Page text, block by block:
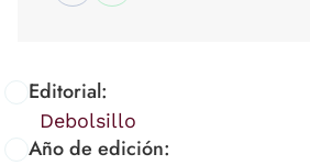
Editorial:
Debolsillo
Año de edición: